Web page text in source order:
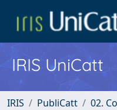
IRIS UniCatt
IRIS PubliCatt
02.